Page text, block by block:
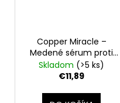
Copper Miracle –
Medené sérum proti
vráskam, 30 ml
Skladom (>5 ks)
€11,89